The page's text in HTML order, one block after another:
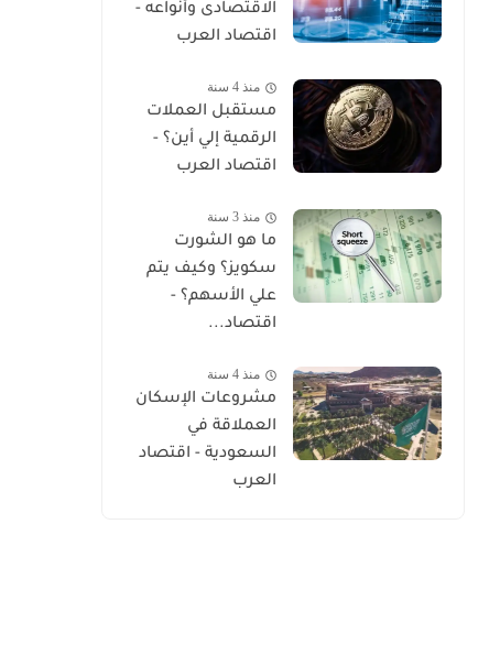
الاقتصادى وأنواعه -
اقتصاد العرب
منذ 4 سنة
مستقبل العملات
الرقمية إلي أين؟ -
اقتصاد العرب
منذ 3 سنة
ما هو الشورت
سكويز؟ وكيف يتم
علي الأسهم؟ -
اقتصاد...
منذ 4 سنة
مشروعات الإسكان
العملاقة في
السعودية - اقتصاد
العرب